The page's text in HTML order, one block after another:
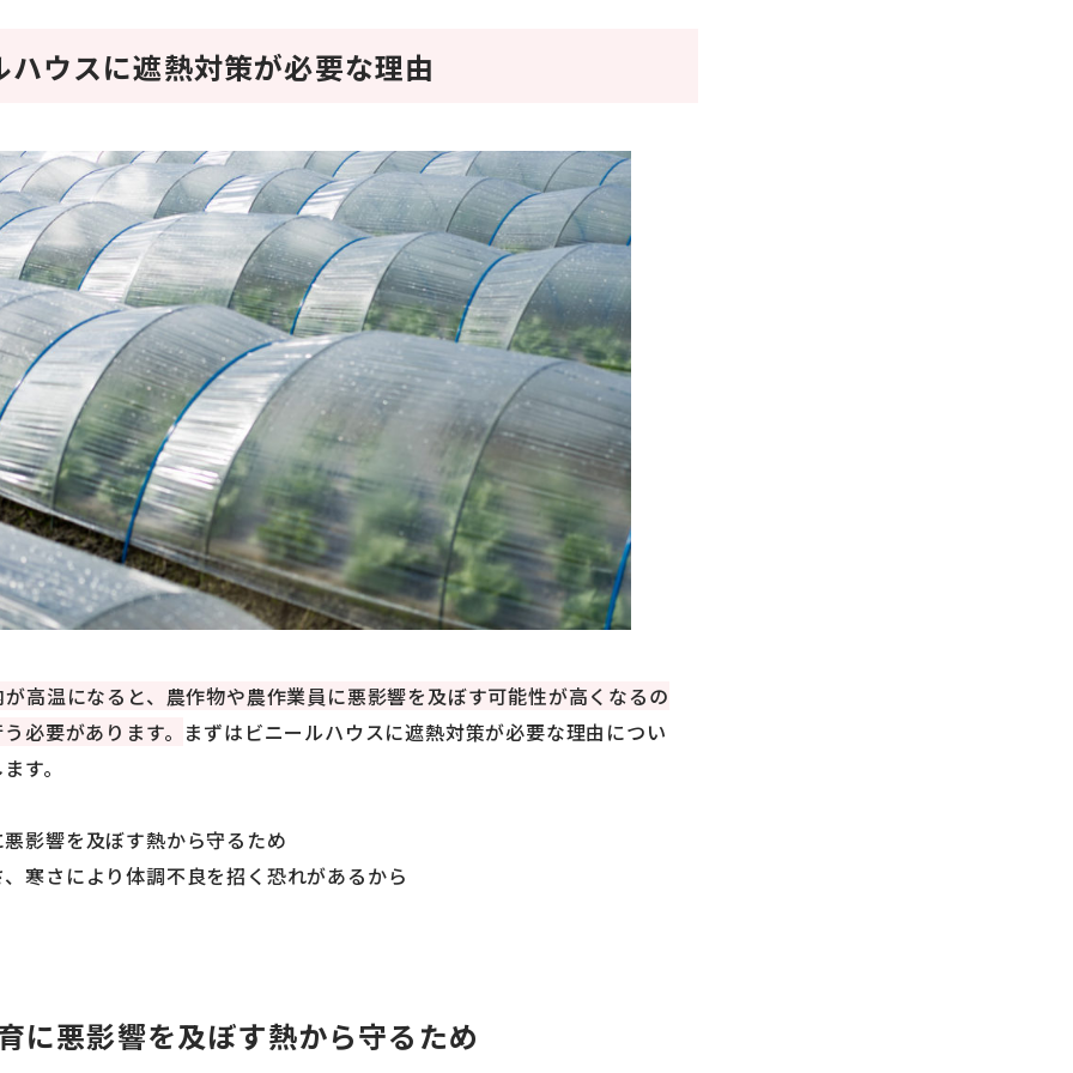
ハウスに遮熱対策が必要な理由
高温になると、農作物や農作業員に悪影響を及ぼす可能性が高くなるの
必要があります。 まずはビニールハウスに遮熱対策が必要な理由につい
す。
影響を及ぼす熱から守るため
寒さにより体調不良を招く恐れがあるから
に悪影響を及ぼす熱から守るため